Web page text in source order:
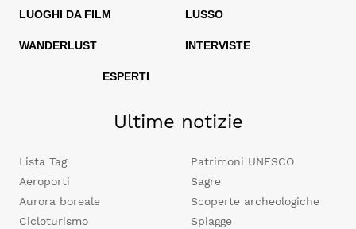
LUOGHI DA FILM LUSSO
WANDERLUST INTERVISTE
ESPERTI
Ultime notizie
Lista Tag
Aeroporti
Aurora boreale
Cicloturismo
Patrimoni UNESCO
Sagre
Scoperte archeologiche
Spiagge